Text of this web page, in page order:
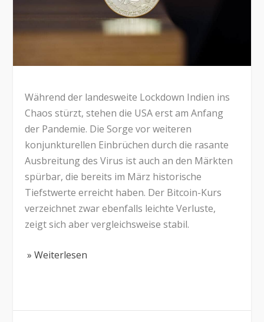
Während der landesweite Lockdown Indien ins
Chaos stürzt, stehen die USA erst am Anfang
der Pandemie. Die Sorge vor weiteren
konjunkturellen Einbrüchen durch die rasante
Ausbreitung des Virus ist auch an den Märkten
spürbar, die bereits im März historische
Tiefstwerte erreicht haben. Der Bitcoin-Kurs
verzeichnet zwar ebenfalls leichte Verluste,
zeigt sich aber vergleichsweise stabil.
» Weiterlesen